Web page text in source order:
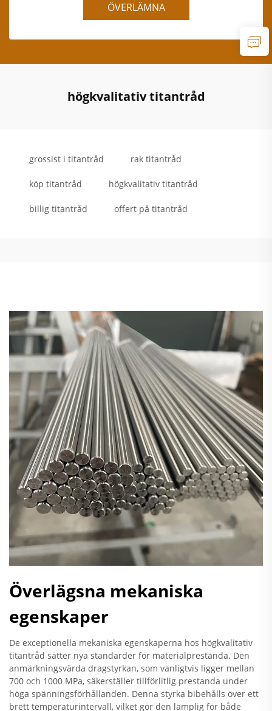
ÖVERLÄMNA
högkvalitativ titantråd
grossist i titantråd rak titantråd
köp titantråd högkvalitativ titantråd
billig titantråd offert på titantråd
Överlägsna mekaniska
egenskaper
De exceptionella mekaniska egenskaperna hos högkvalitativ
titantråd sätter nya standarder för materialprestanda. Den
anmärkningsvärda dragstyrkan, som vanligtvis ligger mellan
700 och 1000 MPa, säkerställer tillförlitlig prestanda under
höga spänningsförhållanden. Denna styrka bibehålls över ett
brett temperaturintervall, vilket gör den lämplig för både